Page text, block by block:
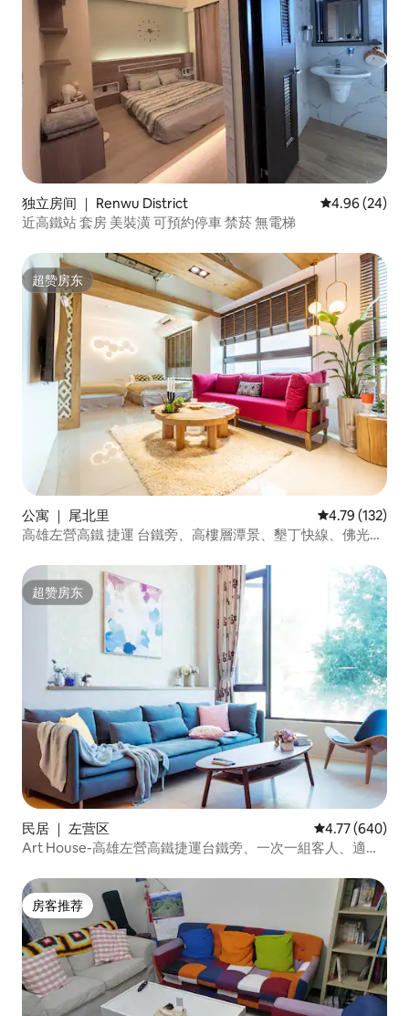
独立房间 ｜ Renwu District 平均评分 4.96
4.96 (24)
近高鐵站 套房 美裝潢 可預約停車 禁菸 無電梯
超赞房东
超赞房东
公寓 ｜ 尾北里 平均评分 4.79
4.79 (132)
高雄左營高鐵 捷運 台鐵旁、高樓層潭景、墾丁快線、佛光
超赞房东
超赞房东
民居 ｜ 左营区 平均评分 4.77
4.77 (640)
Art House-高雄左營高鐵捷運台鐵旁、一次一組客人、適合
房客推荐
房客推荐